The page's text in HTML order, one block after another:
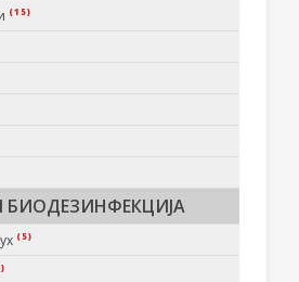
(15)
(5)